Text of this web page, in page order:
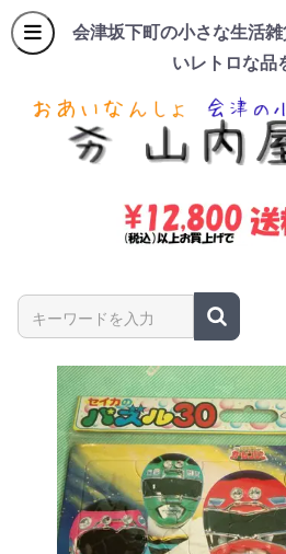
会津坂下町の小さな生活
いレトロな品
商品名やキーワードを入力